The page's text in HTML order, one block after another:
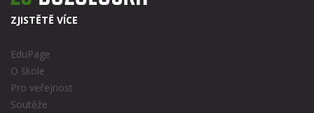
ZJISTĚTĚ VÍCE
EduPage
O škole
Pro veřejnost
Soutěže